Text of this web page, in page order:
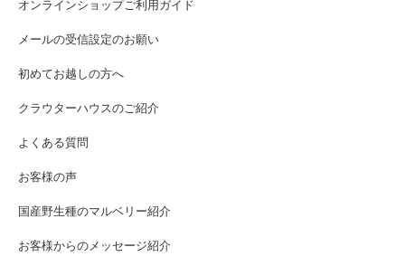
オンラインショップご利用ガイド
メールの受信設定のお願い
初めてお越しの方へ
クラウターハウスのご紹介
よくある質問
お客様の声
国産野生種のマルベリー紹介
お客様からのメッセージ紹介